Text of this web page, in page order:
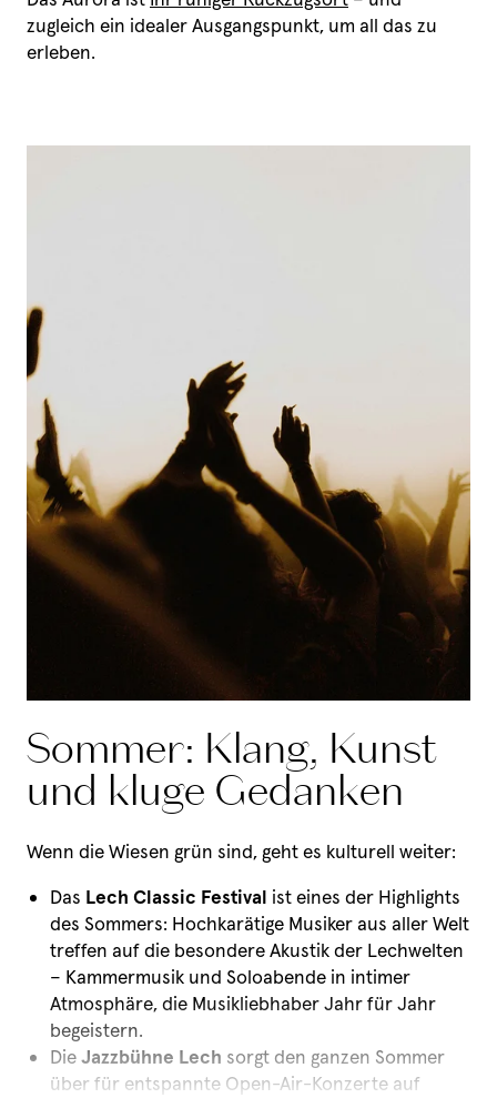
zugleich ein idealer Ausgangspunkt, um all das zu
erleben.
Sommer: Klang, Kunst
und kluge Gedanken
Wenn die Wiesen grün sind, geht es kulturell weiter:
Das Lech Classic Festival ist eines der Highlights
des Sommers: Hochkarätige Musiker aus aller Welt
treffen auf die besondere Akustik der Lechwelten
– Kammermusik und Soloabende in intimer
Atmosphäre, die Musikliebhaber Jahr für Jahr
begeistern.
DieJazzbühne Lech sorgt den ganzen Sommer
über für entspannte Open-Air-Konzerte auf